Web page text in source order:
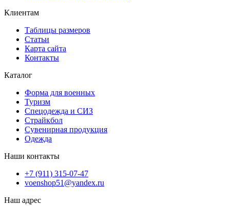
Клиентам
Таблицы размеров
Статьи
Карта сайта
Контакты
Каталог
Форма для военных
Туризм
Спецодежда и СИЗ
Страйкбол
Сувенирная продукция
Одежда
Наши контакты
+7 (911) 315-07-47
voenshop51@yandex.ru
Наш адрес